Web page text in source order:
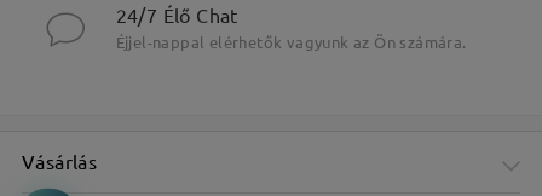
24/7 Élő Chat
Éjjel-nappal elérhetők vagyunk az Ön számára.
Vásárlás